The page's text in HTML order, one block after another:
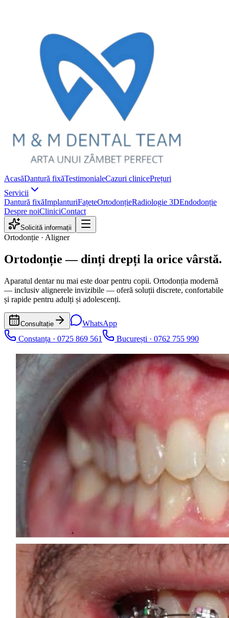
AcasăDantură fixăTestimonialeCazuri clinicePrețuri
Servicii
Dantură fixăImplanturiFațeteOrtodonțieRadiologie 3DEndodonție
Despre noiCliniciContact
Solicită informații
Ortodonție · Aligner
Ortodonție — dinți drepți la orice vârstă.
Aparatul dentar nu mai este doar pentru copii. Ortodonția modernă
— inclusiv alignerele invizibile — oferă soluții discrete, confortabile
și rapide pentru adulți și adolescenți.
Consultație
WhatsApp
Constanța · 0725 869 561
București · 0762 755 990